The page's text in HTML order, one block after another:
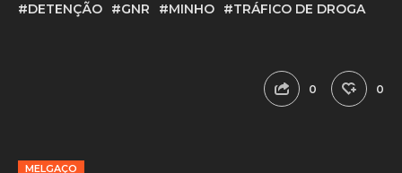
#DETENÇÃO #GNR #MINHO #TRÁFICO DE DROGA
0 0
MELGAÇO